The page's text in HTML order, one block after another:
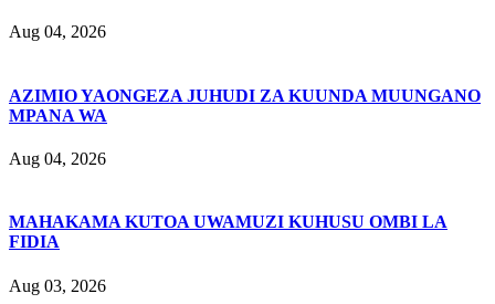
Aug 04, 2026
AZIMIO YAONGEZA JUHUDI ZA KUUNDA MUUNGANO
MPANA WA
Aug 04, 2026
MAHAKAMA KUTOA UWAMUZI KUHUSU OMBI LA
FIDIA
Aug 03, 2026